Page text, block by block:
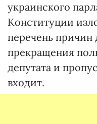
украинского
Конституции
перечень причин
прекращения
депутата и
входит.